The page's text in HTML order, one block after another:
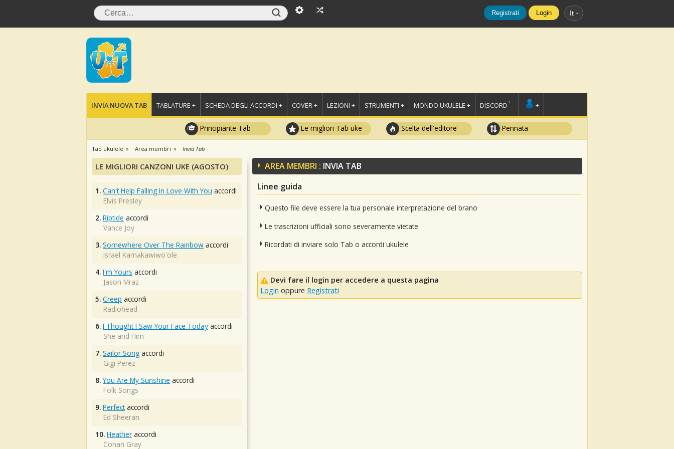
Registrati Login It
INVIA NUOVA TAB TABLATURE + SCHEDA DEGLI ACCORDI + COVER + LEZIONI + STRUMENTI + MONDO UKULELE + DISCORD +
Principiante Tab Le migliori Tab uke Scelta dell'editore Pennata
Tab ukulele Area membri Invia Tab
AREA MEMBRI : INVIA TAB
Linee guida
Questo file deve essere la tua personale interpretazione del brano
Le trascrizioni ufficiali sono severamente vietate
Ricordati di inviare solo Tab o accordi ukulele
Devi fare il login per accedere a questa pagina
Login oppure Registrati
LE MIGLIORI CANZONI UKE (AGOSTO)
1. Can't Help Falling In Love With You accordi
Elvis Presley
2. Riptide accordi
Vance Joy
3. Somewhere Over The Rainbow accordi
Israel Kamakawiwo'ole
4. I'm Yours accordi
Jason Mraz
5. Creep accordi
Radiohead
6. I Thought I Saw Your Face Today accordi
She and Him
7. Sailor Song accordi
Gigi Perez
8. You Are My Sunshine accordi
Folk Songs
9. Perfectaccordi
Ed Sheeran
10. Heather accordi
Conan Gray